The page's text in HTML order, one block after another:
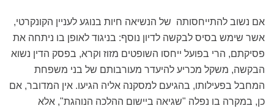
אם נשוב להתייחסותה של הנשיאה חיות בנוגע לעניין הקונקרטי,
אשר שימש בסיס לבקשה לדיון נוסף: בניגוד לאופן בו ניתחה את
פסיקתם, הרי בפועל ייחסו השופטים מזוז וקרא, בפסק הדין נשוא
הבקשה, משקל מכריע להיעדר מעורבותם של בני משפחת
המחבל בפעילותו, בהגיעם למסקנה אליה הגיעו. אין המדובר, אם
כן, במקרה בו נפלה "שגיאה ביישום ההלכה הנוהגת", אלא